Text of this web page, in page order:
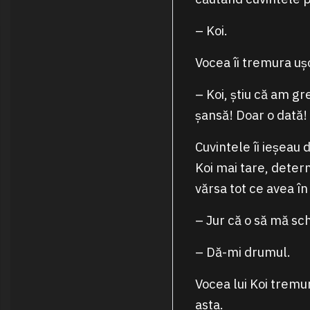
– Koi.
Vocea îi tremura
– Koi, știu că am
șansă! Doar o dată!
Cuvintele îi ieșeau
Koi mai tare,
vărsa tot ce avea
– Jur că o să mă
– Dă-mi drumul.
Vocea lui Koi
asta.